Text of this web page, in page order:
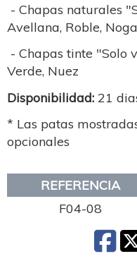
- Chapas naturales
Avellana, Roble,
- Chapas tinte "Solo
Verde, Nuez
Disponibilidad: 21
* Las patas
opcionales
REFERENCIA
F04-08